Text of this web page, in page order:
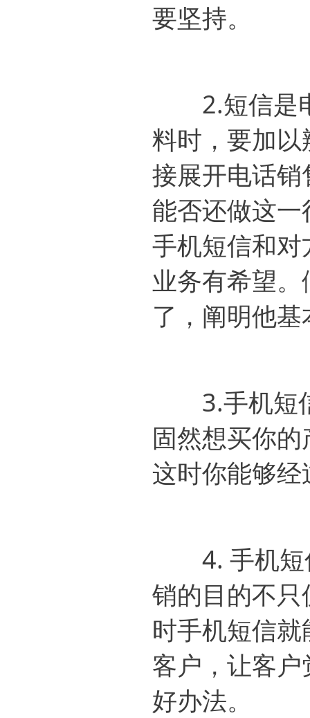
要坚持。
2.短信是电
料时，要加
接展开电话
能否还做这
手机短信和
业务有希望
了，阐明他
3.手机短信
固然想买你
这时你能够
4. 手机短
销的目的不
时手机短信
客户，让客
好办法。